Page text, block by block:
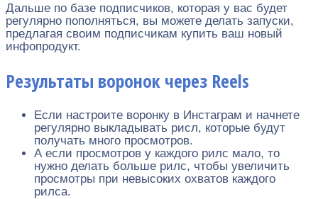
Дальше по базе подписчиков, которая у вас будет
регулярно пополняться, вы можете делать запуски,
предлагая своим подписчикам купить ваш новый
инфопродукт.
Результаты воронок через Reels
Если настроите воронку в Инстаграм и начнете
регулярно выкладывать рисл, которые будут
получать много просмотров.
А если просмотров у каждого рилс мало, то
нужно делать больше рилс, чтобы увеличить
просмотры при невысоких охватов каждого
рилса.